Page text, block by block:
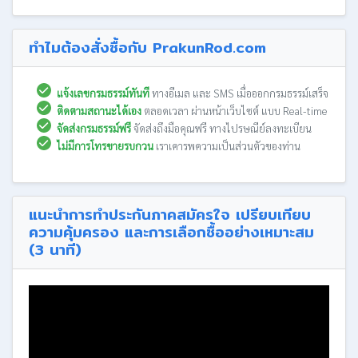
ทำไมต้องสั่งซื้อกับ PrakunRod.com
แจ้งเลขกรมธรรม์ทันทีทางอีเมล และ SMS เมื่อออกกรมธรรม์เสร็จ
ติดตามสถานะได้เอง ตลอดเวลา ผ่านหน้าเว็บไซต์ แบบ Real-time
จัดส่งกรมธรรม์ฟรีจัดส่งถึงมือคุณฟรี ทางไปรษณีย์ลงทะเบียน
ไม่มีการโทรขายรบกวน เราเคารพความเป็นส่วนตัวของท่าน
แนะนำการทำประกันภาคสมัครใจ เปรียบเทียบ
ความคุ้มครอง และการเลือกซื้ออย่างเหมาะสม
(3 นาที)